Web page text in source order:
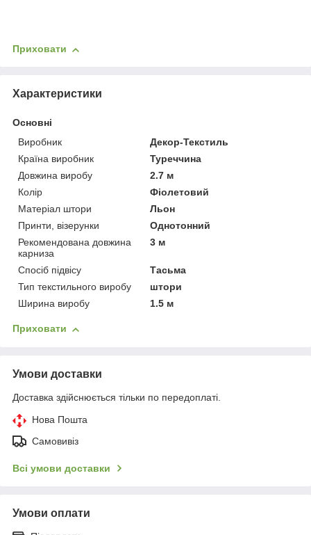
Приховати
Характеристики
Основні
Виробник
Декор-Текстиль
Країна виробник
Туреччина
Довжина виробу
2.7 м
Колір
Фіолетовий
Матеріал штори
Льон
Принти, візерунки
Однотонний
Рекомендована довжина
карниза
3 м
Спосіб підвісу
Тасьма
Тип текстильного виробу
штори
Ширина виробу
1.5 м
Приховати
Умови доставки
Доставка здійснюється тільки по передоплаті.
Нова Пошта
Самовивіз
Всі умови доставки
Умови оплати